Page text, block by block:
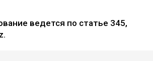
ведется по статье 345,